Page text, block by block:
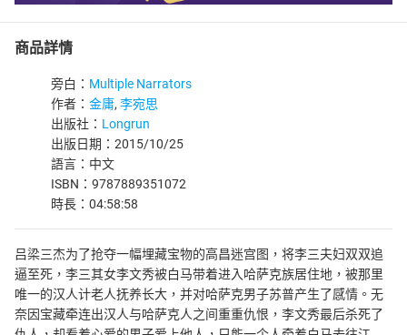
商品詳情
旁白： Multiple Narrators
作者： 金庸, 李宛思
出版社： Longrun
出版日期：2015/10/25
語言：中文
ISBN：9787889351072
時長：04:58:58
吕梁三杰为了抢夺一幅埋藏宝物的高昌迷宫图，将李三夫妇双双追
逼至死，李三其女李文秀被白马带着进入哈萨克族居住地，被那里
唯一的汉人计老人抚养长大，并对哈萨克男子苏普产生了感情。无
奈因宝藏牵连出汉人与哈萨克人之间重重仇恨，李文秀最后杀死了